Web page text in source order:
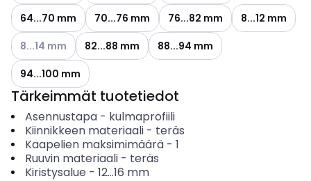
64...70 mm
70...76 mm 76...82 mm
8...12 mm
Katso käytettävissä olevat vaihtoehdot
8...14 mm 82...88 mm
88...94 mm
94...100 mm
Tärkeimmät tuotetiedot
Asennustapa- kulmaprofiili
Kiinnikkeen materiaali- teräs
Kaapelien maksimimäärä- 1
Ruuvin materiaali- teräs
Kiristysalue - 12...16 mm